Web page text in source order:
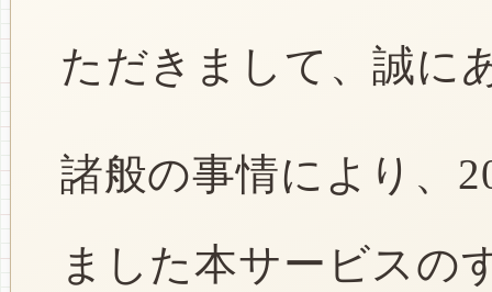
ただきまして、誠に
諸般の事情により、
ました本サービスの